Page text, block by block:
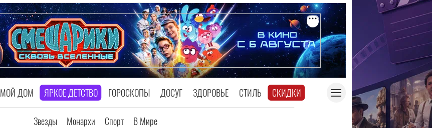
МОЙ ДОМ ЯРКОЕ ДЕТСТВО ГОРОСКОПЫ ДОСУГ ЗДОРОВЬЕ СТИЛЬ СКИДКИ
Звезды Монархи Спорт В Мире